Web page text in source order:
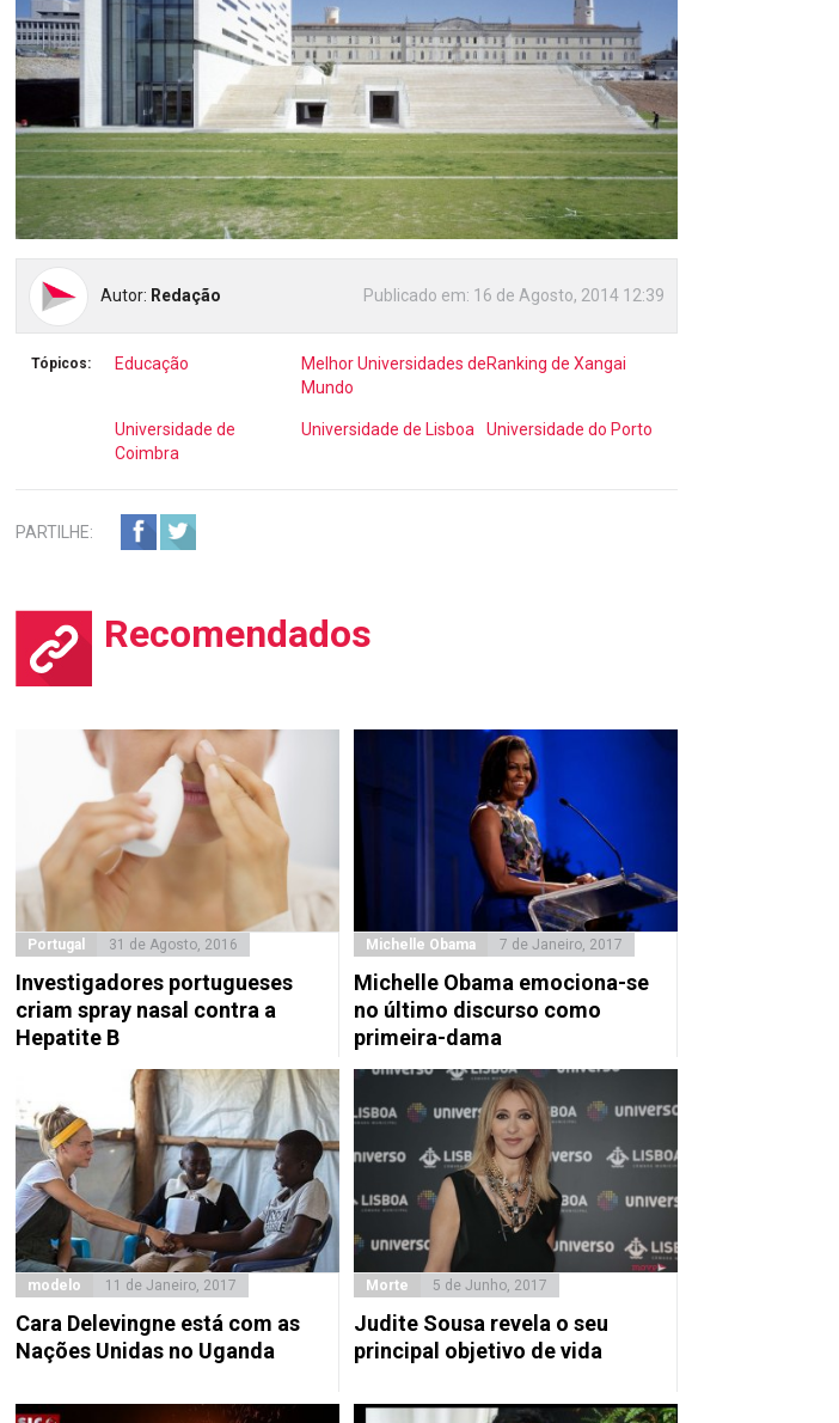
Autor: Redação Publicado em: 16 de Agosto, 2014 12:39
Tópicos: Educação
Melhor Universidades de
Mundo
Ranking de Xangai
Universidade de
Coimbra
Universidade de Lisboa Universidade do Porto
PARTILHE:
Recomendados
Portugal 31 de Agosto, 2016
Investigadores portugueses
criam spray nasal contra a
Hepatite B
Michelle Obama 7 de Janeiro, 2017
Michelle Obama emociona-se
no último discurso como
primeira-dama
modelo 11 de Janeiro, 2017
Cara Delevingne está com as
Nações Unidas no Uganda
Morte 5 de Junho, 2017
Judite Sousa revela o seu
principal objetivo de vida